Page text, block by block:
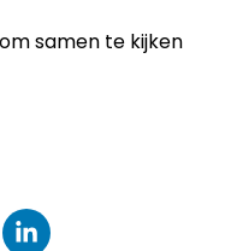
samen te kijken